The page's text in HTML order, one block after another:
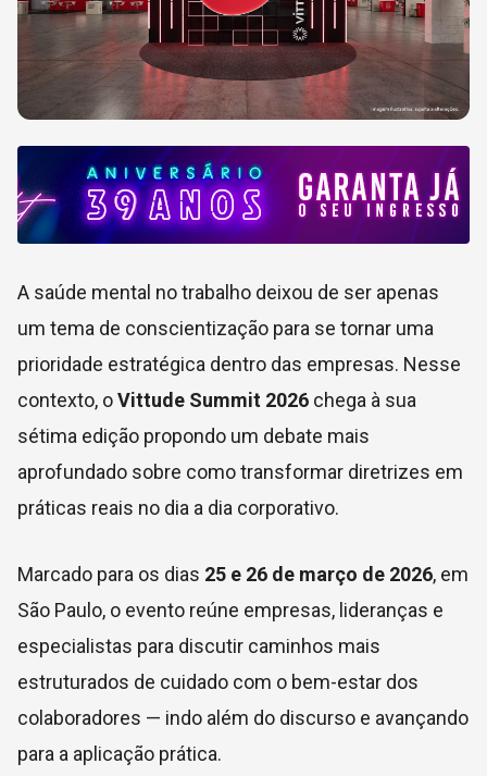
A saúde mental no trabalho deixou de ser apenas
um tema de conscientização para se tornar uma
prioridade estratégica dentro das empresas. Nesse
contexto, oVittude Summit 2026 chega à sua
sétima edição propondo um debate mais
aprofundado sobre como transformar diretrizes em
práticas reais no dia a dia corporativo.
Marcado para os dias 25 e 26 de março de 2026, em
São Paulo, o evento reúne empresas, lideranças e
especialistas para discutir caminhos mais
estruturados de cuidado com o bem-estar dos
colaboradores — indo além do discurso e avançando
para a aplicação prática.